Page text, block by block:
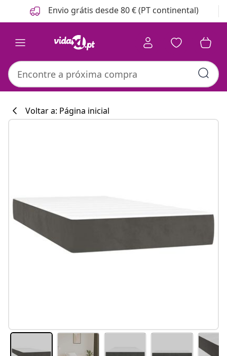
Anterior
Seguinte Envio grátis desde 80 € (PT continental)
Voltar a: Página inicial